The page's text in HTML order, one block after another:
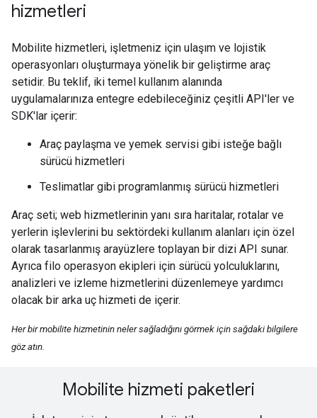
hizmetleri
Mobilite hizmetleri, işletmeniz için ulaşım ve lojistik
operasyonları oluşturmaya yönelik bir geliştirme araç
setidir. Bu teklif, iki temel kullanım alanında
uygulamalarınıza entegre edebileceğiniz çeşitli API'ler ve
SDK'lar içerir:
Araç paylaşma ve yemek servisi gibi isteğe bağlı
sürücü hizmetleri
Teslimatlar gibi programlanmış sürücü hizmetleri
Araç seti; web hizmetlerinin yanı sıra haritalar, rotalar ve
yerlerin işlevlerini bu sektördeki kullanım alanları için özel
olarak tasarlanmış arayüzlere toplayan bir dizi API sunar.
Ayrıca filo operasyon ekipleri için sürücü yolculuklarını,
analizleri ve izleme hizmetlerini düzenlemeye yardımcı
olacak bir arka uç hizmeti de içerir.
Her bir mobilite hizmetinin neler sağladığını görmek için sağdaki bilgilere
göz atın.
Mobilite hizmeti paketleri